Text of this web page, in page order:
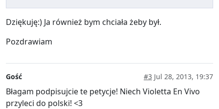
Dziękuję:) Ja również bym chciała żeby był.
Pozdrawiam
Gość #3 Jul 28, 2013, 19:37
Błagam podpisujcie te petycje! Niech Violetta En Vivo
przyleci do polski! <3